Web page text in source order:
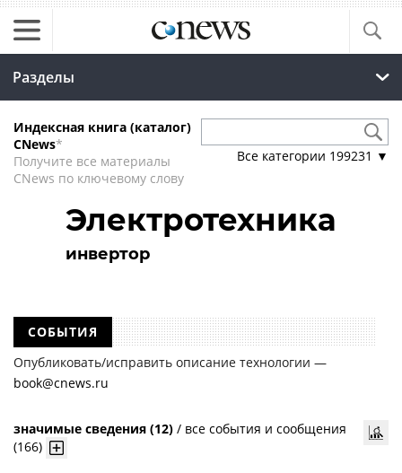
Разделы
Индексная книга (каталог)
CNews*
Получите все материалы
CNews по ключевому слову
Все категории 199231 ▼
Электротехника
инвертор
СОБЫТИЯ
Опубликовать/исправить описание технологии —
book@cnews.ru
значимые сведения (12) / все события и сообщения
(166)